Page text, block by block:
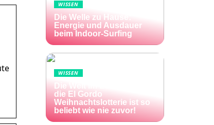
WISSEN
Die Welle zu Hause:
Energie und Ausdauer
beim Indoor-Surfing
WISSEN
Die Welt im Lotto-Fieber –
die El Gordo
Weihnachtslotterie ist so
beliebt wie nie zuvor!